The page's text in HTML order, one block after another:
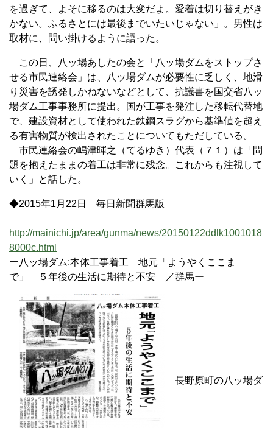
を過ぎて、よそに移るのは大変だよ。愛着は切り替えがき
かない。ふるさとには最後までいたいじゃない」。男性は
取材に、問い掛けるように語った。
この日、八ッ場あしたの会と「八ッ場ダムをストップさ
せる市民連絡会」は、八ッ場ダムが必要性に乏しく、地滑
り災害を誘発しかねないなどとして、抗議書を国交省八ッ
場ダム工事事務所に提出。国が工事を発注した移転代替地
で、建設資材として使われた鉄鋼スラグから基準値を超え
る有害物質が検出されたことについてもただしている。
市民連絡会の嶋津暉之（てるゆき）代表（７１）は「問
題を抱えたままの着工は非常に残念。これからも注視して
いく」と話した。
◆2015年1月22日 毎日新聞群馬版
http://mainichi.jp/area/gunma/news/20150122ddlk1001018
8000c.html
ー八ッ場ダム:本体工事着工 地元「ようやくここま
で」 ５年後の生活に期待と不安 ／群馬ー
長野原町の八ッ場ダ